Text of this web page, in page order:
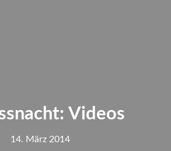
Videos
14. März 2014